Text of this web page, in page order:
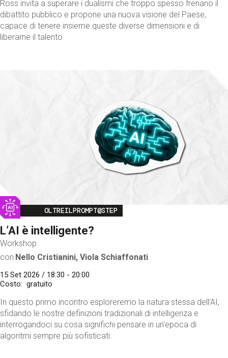
Ross invita a superare i dualismi che troppo spesso frenano il
dibattito pubblico e propone una nuova visione del Paese,
capace di tenere insieme queste diverse dimensioni e di
liberarne il talento
Image
OLTREILPROMPT@STEP
L’AI è intelligente?
Workshop
con Nello Cristianini, Viola Schiaffonati
15 Set 2026 / 18:30 - 20:00
Costo
gratuito
In questo primo incontro esploreremo la natura stessa dell'AI,
sfidando le nostre definizioni tradizionali di intelligenza e
interrogandoci su cosa significhi pensare in un'epoca di
algoritmi sempre più sofisticati.